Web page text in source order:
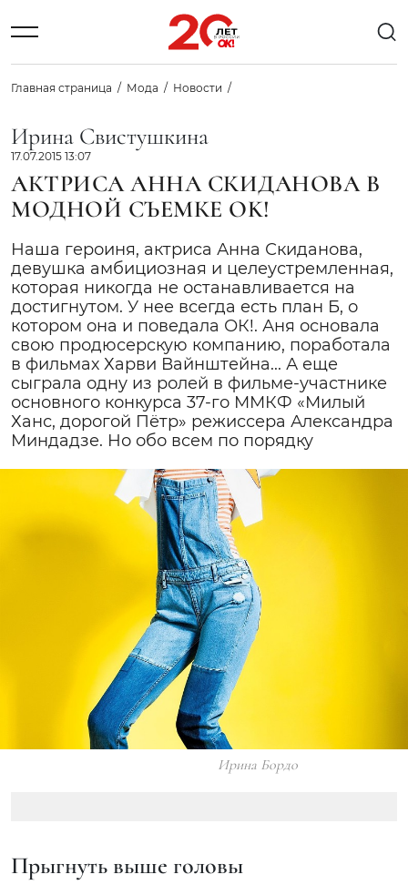
Главная страница Мода Новости
Ирина Свистушкина
17.07.2015 13:07
АКТРИСА АННА СКИДАНОВА В
МОДНОЙ СЪЕМКЕ OK!
Наша героиня, актриса Анна Скиданова,
девушка амбициозная и целеустремленная,
которая никогда не останавливается на
достигнутом. У нее всегда есть план Б, о
котором она и поведала ОК!. Аня основала
свою продюсерскую компанию, поработала
в фильмах Харви Вайнштейна... А еще
сыграла одну из ролей в фильме-участнике
основного конкурса 37-го ММКФ «Милый
Ханс, дорогой Пётр» режиссера Александра
Миндадзе. Но обо всем по порядку
Ирина Бордо
Прыгнуть выше головы